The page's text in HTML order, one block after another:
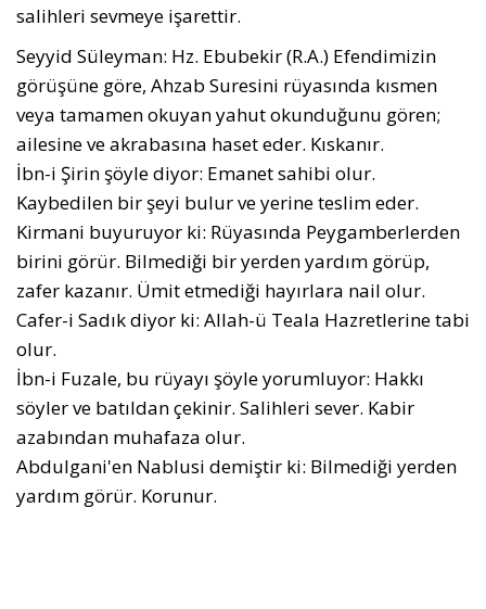
salihleri sevmeye işarettir.
Seyyid Süleyman: Hz. Ebubekir (R.A.) Efendimizin
görüşüne göre, Ahzab Suresini rüyasında kısmen
veya tamamen okuyan yahut okunduğunu gören;
ailesine ve akrabasına haset eder. Kıskanır.
İbn-i Şirin şöyle diyor: Emanet sahibi olur.
Kaybedilen bir şeyi bulur ve yerine teslim eder.
Kirmani buyuruyor ki: Rüyasında Peygamberlerden
birini görür. Bilmediği bir yerden yardım görüp,
zafer kazanır. Ümit etmediği hayırlara nail olur.
Cafer-i Sadık diyor ki: Allah-ü Teala Hazretlerine tabi
olur.
İbn-i Fuzale, bu rüyayı şöyle yorumluyor: Hakkı
söyler ve batıldan çekinir. Salihleri sever. Kabir
azabından muhafaza olur.
Abdulgani'en Nablusi demiştir ki: Bilmediği yerden
yardım görür. Korunur.